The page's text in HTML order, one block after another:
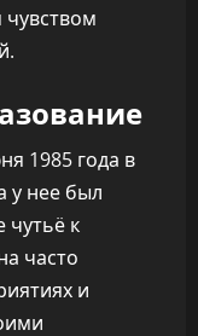
1985 года в
у нее был
к
часто
и